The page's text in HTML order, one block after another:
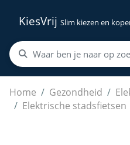
KiesVrij Slim kiezen en
Home Gezondheid
Elektrische stadsfietsen
Aairsk Elektrische Fiets